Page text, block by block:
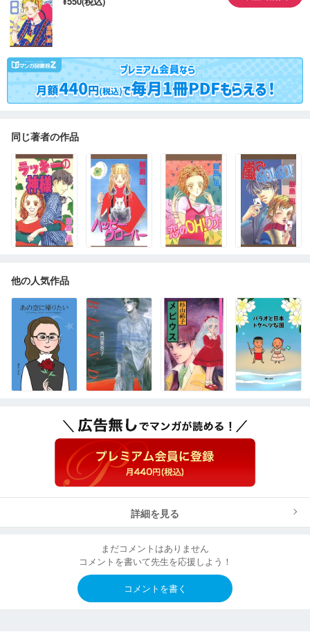
同じ著者の作品
他の人気作品
詳細を見る
まだコメントはありません
コメントを書いて先生を応援しよう！
コメントを書く